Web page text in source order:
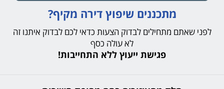
מתכננים שיפוץ דירה מקיף?
לפני שאתם מתחילים לבדוק הצעות כדאי לכם לבדוק איתנו זה
לא עולה כסף
פגישת ייעוץ ללא התחייבות!